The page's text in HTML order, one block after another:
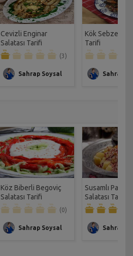
Cevizli Enginar
Salatası Tarifi
(3)
Sahrap Soysal
Kök Sebze
Tarifi
Sahrap
Köz Biberli Begoviç
Salatası Tarifi
(0)
Sahrap Soysal
Susamlı
Salatası Tarifi
Sahrap